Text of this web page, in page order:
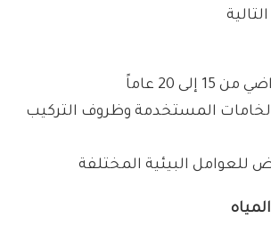
إلى 20 عاماً
المستخدمة وظروف التركيب
للعوامل البيئية المختلفة